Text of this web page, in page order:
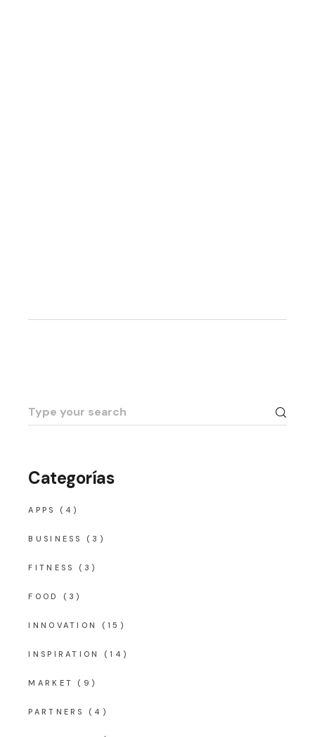
Categorías
APPS (4)
BUSINESS (3)
FITNESS (3)
FOOD (3)
INNOVATION (15)
INSPIRATION (14)
MARKET (9)
PARTNERS (4)